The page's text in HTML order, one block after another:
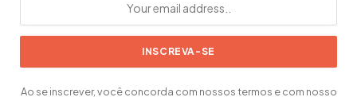
Ao se inscrever, você concorda com nossos termos e com nosso